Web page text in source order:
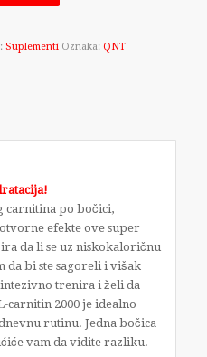
Suplementi Oznaka: QNT
carnitina po bočici,
efekte ove super
da li se uz niskokaloričnu
da bi ste sagoreli i višak
trenira i želi da
carnitin 2000 je idealno
rutinu. Jedna bočica
vam da vidite razliku.